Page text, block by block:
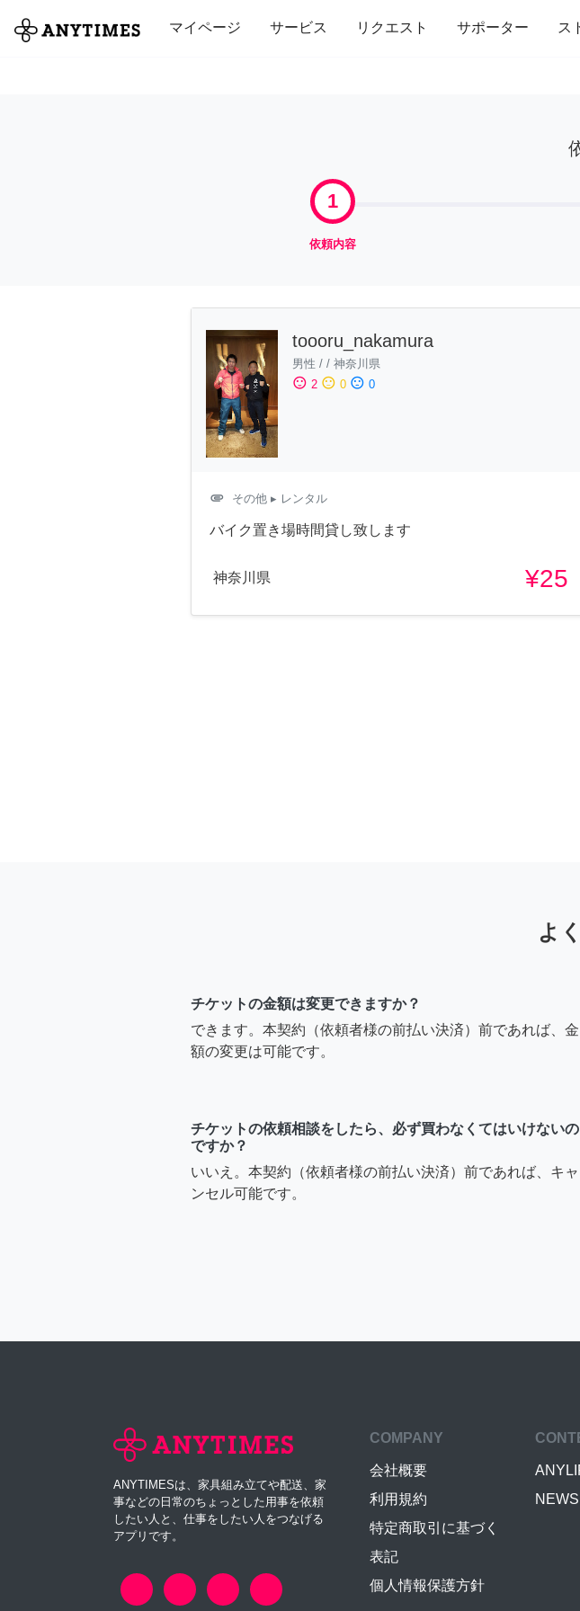
マイページ サービス リクエスト サポーター ス
全て 修理・組立 家事 引っ越し インテリア 趣味・
1
依頼内容
toooru_nakamura
男性 / / 神奈川県
sentiment_satisfied 2 sentiment_neutral 0 sentiment_dissatisfied 0
attachment その他 ▸ レンタル
バイク置き場時間貸し致します
神奈川県 ¥25
よ
チケットの金額は変更できますか？
できます。本契約（依頼者様の前払い決済）前であれば、金
額の変更は可能です。
チケットの依頼相談をしたら、必ず買わなくてはいけないの
ですか？
いいえ。本契約（依頼者様の前払い決済）前であれば、キャ
ンセル可能です。
ANYTIMESは、家具組み立てや配送、家
事などの日常のちょっとした用事を依頼
したい人と、仕事をしたい人をつなげる
アプリです。
COMPANY
会社概要
利用規約
特定商取引に基づく
表記
個人情報保護方針
NEWS